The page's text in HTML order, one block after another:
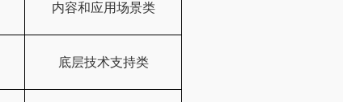
内容和应用场景类
底层技术支持类